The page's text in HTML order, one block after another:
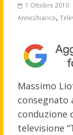
moda
maschile
1 Ottobre 2010
Annicchiarico,
Massimo
consegnato
conduzione
televisione